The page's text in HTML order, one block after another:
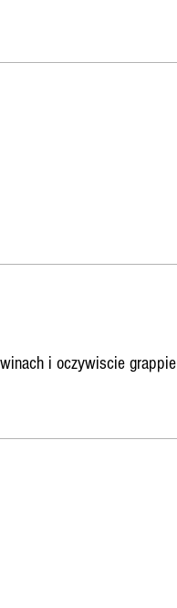
i oczywiscie grappie